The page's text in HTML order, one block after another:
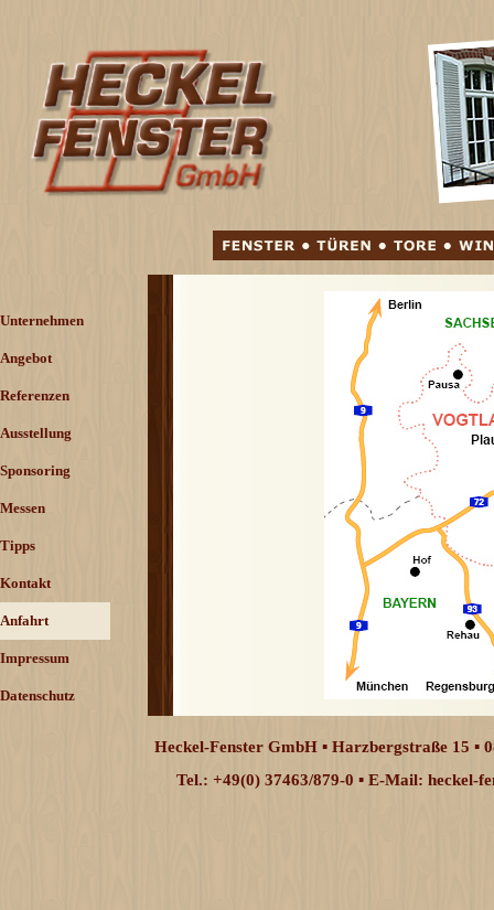
Unternehmen
Angebot
Referenzen
Ausstellung
Sponsoring
Messen
Tipps
Kontakt
Anfahrt
Impressum
Datenschutz
Heckel-Fenster GmbH ▪ Harzbergstraße 15 ▪
Tel.: +49(0) 37463/879-0 ▪ E-Mail: heckel-